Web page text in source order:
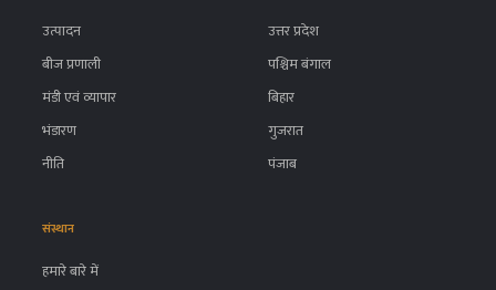
उत्पादन
बीज प्रणाली
मंडी एवं व्यापार
भंडारण
नीति
उत्तर प्रदेश
पश्चिम बंगाल
बिहार
गुजरात
पंजाब
संस्थान
हमारे बारे में